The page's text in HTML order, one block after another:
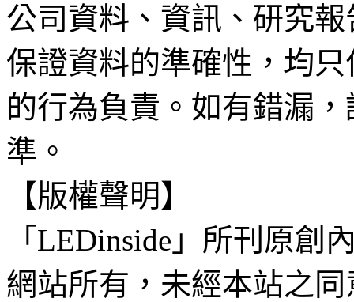
公司資料、資訊、研究
保證資料的準確性，均
的行為負責。如有錯漏
準。
【版權聲明】
「LEDinside」所刊原創
網站所有，未經本站之